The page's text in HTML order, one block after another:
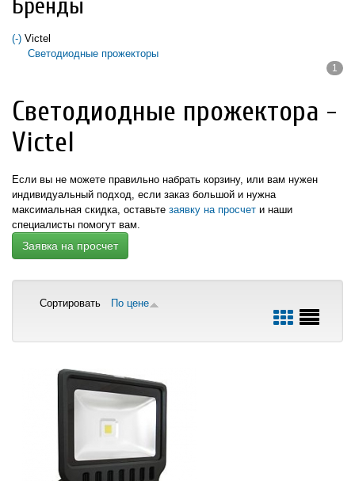
Бренды
(-) Remove Victel filter
Victel
Светодиодные прожекторы
1
Светодиодные прожектора -
Victel
Если вы не можете правильно набрать корзину, или вам нужен
индивидуальный подход, если заказ большой и нужна
максимальная скидка, оставьте заявку на просчет и наши
специалисты помогут вам.
Заявка на просчет
Сортировать По цене